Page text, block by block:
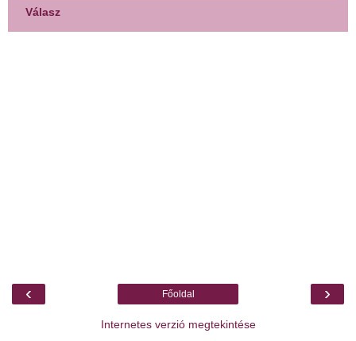
Válasz
‹ ›
Főoldal
Internetes verzió megtekintése